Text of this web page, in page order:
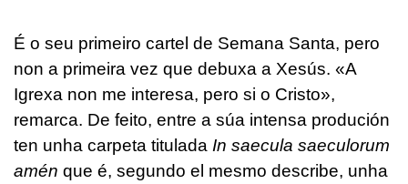
É o seu primeiro cartel de Semana Santa, pero
non a primeira vez que debuxa a Xesús. «A
Igrexa non me interesa, pero si o Cristo»,
remarca. De feito, entre a súa intensa produción
ten unha carpeta titulada In saecula saeculorum
amén que é, segundo el mesmo describe, unha